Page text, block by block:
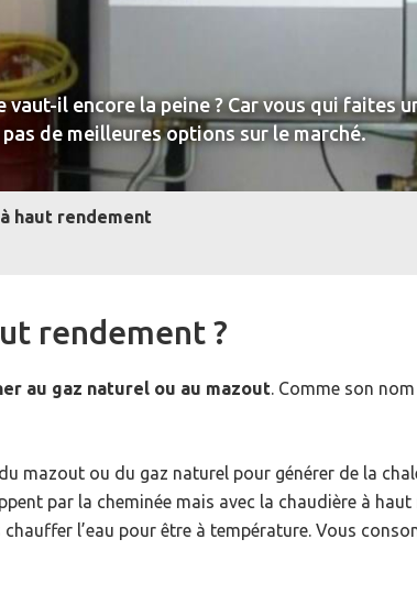
vaut-il encore la peine ? Car vous qui faites
de meilleures options sur le marché.
haut rendement
rendement ?
au gaz naturel ou au mazout. Comme son
mazout ou du gaz naturel pour générer de la
par la cheminée mais avec la chaudière à
l’eau pour être à température. Vous